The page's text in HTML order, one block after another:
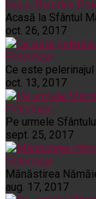
Noi și Biserica
Acasă la Sfântul
oct. 26, 2017
Pelerinaje
Ce este
oct. 13, 2017
Pelerinaje
Pe urmele
sept. 25, 2017
Pelerinaje
Mănăstirea
aug. 17, 2017